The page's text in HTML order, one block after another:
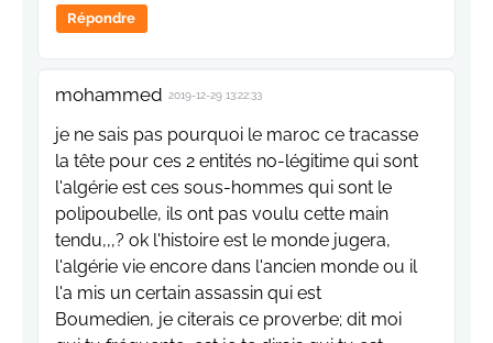
Répondre
mohammed 2019-12-29 13:22:33
je ne sais pas pourquoi le maroc ce tracasse
la tête pour ces 2 entités no-légitime qui sont
l'algérie est ces sous-hommes qui sont le
polipoubelle, ils ont pas voulu cette main
tendu,,,? ok l'histoire est le monde jugera,
l'algérie vie encore dans l'ancien monde ou il
l'a mis un certain assassin qui est
Boumedien, je citerais ce proverbe; dit moi